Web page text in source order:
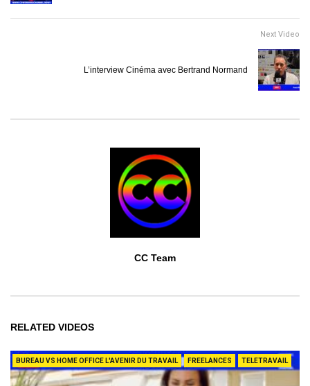
Next Video
L’interview Cinéma avec Bertrand Normand
CC Team
RELATED VIDEOS
BUREAU VS HOME OFFICE L'AVENIR DU TRAVAIL FREELANCES TELETRAVAIL